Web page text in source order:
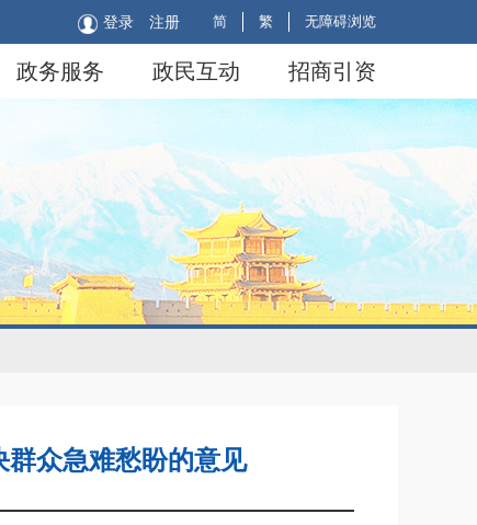
简 繁 无障碍浏览
登录 注册
政务服务 政民互动 招商引资
众急难愁盼的意见